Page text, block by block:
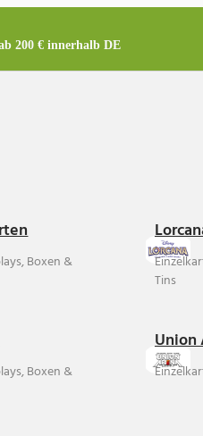
200 € innerhalb DE
Boxen &
Tins
Boxen &
Union